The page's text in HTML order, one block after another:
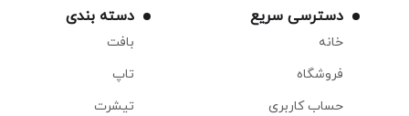
دسترسی سریع
خانه
فروشگاه
حساب کاربری
دسته بندی
بافت
تاپ
تیشرت